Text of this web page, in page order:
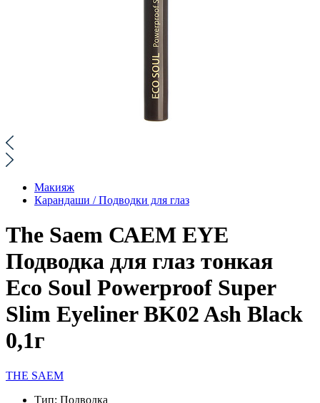
Макияж
Карандаши / Подводки для глаз
The Saem САЕМ EYE
Подводка для глаз тонкая
Eco Soul Powerproof Super
Slim Eyeliner BK02 Ash Black
0,1г
THE SAEM
Тип: Подводка